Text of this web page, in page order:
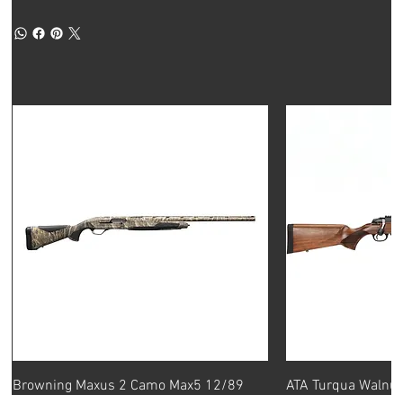
Browning Maxus 2 Camo Max5 12/89
ATA Turqua